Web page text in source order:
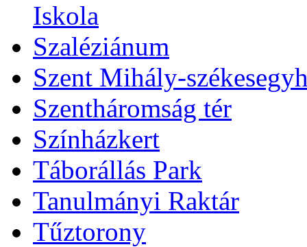
Iskola
Szaléziánum
Szent Mihály-
Szentháromság tér
Színházkert
Táborállás Park
Tanulmányi Raktár
Tűztorony